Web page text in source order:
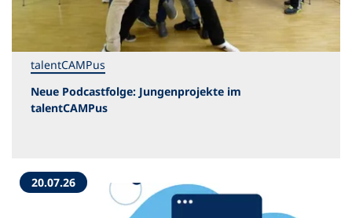
talentCAMPus
Neue Podcastfolge: Jungenprojekte im
talentCAMPus
20.07.26